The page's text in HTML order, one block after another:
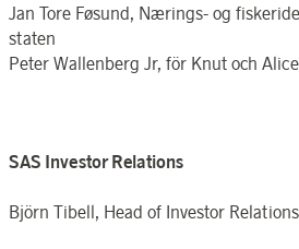
Jan Tore Føsund, Nærings- og
staten
Peter Wallenberg Jr, för Knut och
SAS Investor Relations
Björn Tibell, Head of Investor